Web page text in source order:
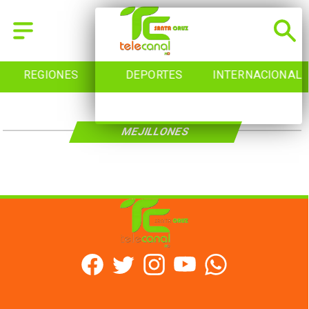
REGIONES DEPORTES INTERNACIONAL
MEJILLONES